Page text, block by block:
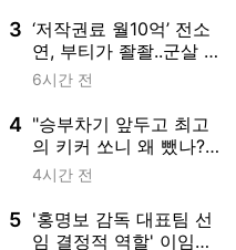
3 ‘저작권료 월10억’ 전소
연, 부티가 좔좔..군살 제
로 복근까지!
6시간 전
4 "승부차기 앞두고 최고
의 키커 쏘니 왜 뺐나?"
손흥민 조기 교체에 현
다...LAFC는 그래도 승
부차기 승리
4시간 전
5 '홍명보 감독 대표팀 선
임 결정적 역할' 이임생